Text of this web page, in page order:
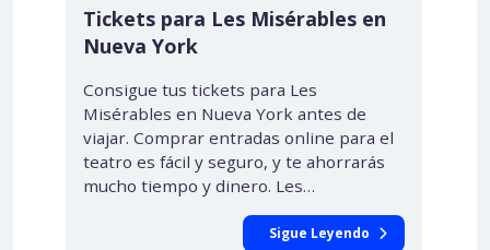
Tickets para Les Misérables en
Nueva York
Consigue tus tickets para Les
Misérables en Nueva York antes de
viajar. Comprar entradas online para el
teatro es fácil y seguro, y te ahorrarás
mucho tiempo y dinero. Les…
Sigue Leyendo